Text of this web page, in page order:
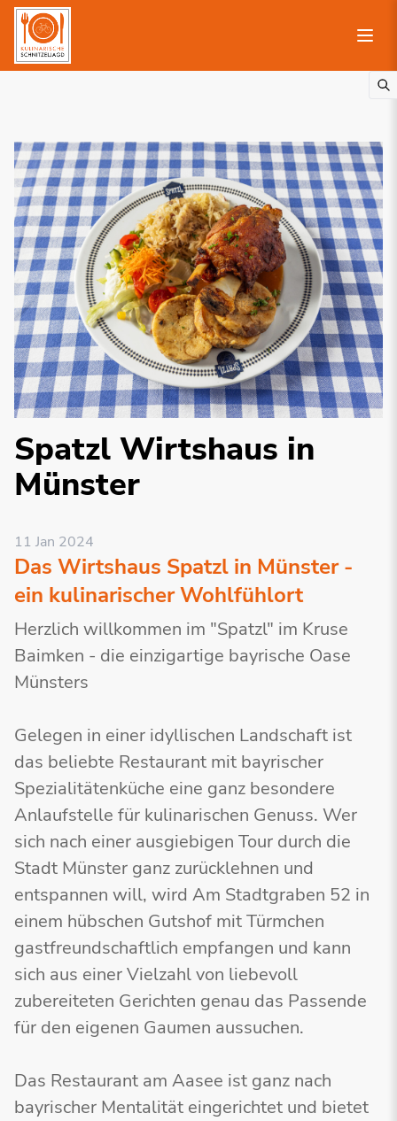
Spatzl Wirtshaus in
Münster
11 Jan 2024
Das Wirtshaus Spatzl in Münster -
ein kulinarischer Wohlfühlort
Herzlich willkommen im "Spatzl" im Kruse
Baimken - die einzigartige bayrische Oase
Münsters
Gelegen in einer idyllischen Landschaft ist
das beliebte Restaurant mit bayrischer
Spezialitätenküche eine ganz besondere
Anlaufstelle für kulinarischen Genuss. Wer
sich nach einer ausgiebigen Tour durch die
Stadt Münster ganz zurücklehnen und
entspannen will, wird Am Stadtgraben 52 in
einem hübschen Gutshof mit Türmchen
gastfreundschaftlich empfangen und kann
sich aus einer Vielzahl von liebevoll
zubereiteten Gerichten genau das Passende
für den eigenen Gaumen aussuchen.
Das Restaurant am Aasee ist ganz nach
bayrischer Mentalität eingerichtet und bietet